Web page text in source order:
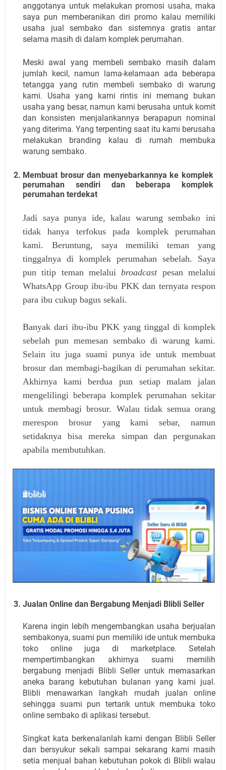
anggotanya untuk melakukan promosi usaha, maka
saya pun memberanikan diri promo kalau memiliki
usaha jual sembako dan sistemnya gratis antar
selama masih di dalam komplek perumahan.
Meski awal yang membeli sembako masih dalam
jumlah kecil, namun lama-kelamaan ada beberapa
tetangga yang rutin membeli sembako di warung
kami. Usaha yang kami rintis ini memang bukan
usaha yang besar, namun kami berusaha untuk komit
dan konsisten menjalankannya berapapun nominal
yang diterima. Yang terpenting saat itu kami berusaha
melakukan branding kalau di rumah membuka
warung sembako.
Membuat brosur dan menyebarkannya ke komplek
perumahan sendiri dan beberapa komplek
perumahan terdekat
Jadi saya punya ide, kalau warung sembako ini
tidak hanya terfokus pada komplek perumahan
kami. Beruntung, saya memiliki teman yang
tinggalnya di komplek perumahan sebelah. Saya
pun titip teman melaluibroadcastpesan melalui
WhatsApp Group ibu-ibu PKK dan ternyata respon
para ibu cukup bagus sekali.
Banyak dari ibu-ibu PKK yang tinggal di komplek
sebelah pun memesan sembako di warung kami.
Selain itu juga suami punya ide untuk membuat
brosur dan membagi-bagikan di perumahan sekitar.
Akhirnya kami berdua pun setiap malam jalan
mengelilingi beberapa komplek perumahan sekitar
untuk membagi brosur. Walau tidak semua orang
merespon brosur yang kami sebar, namun
setidaknya bisa mereka simpan dan pergunakan
apabila membutuhkan.
Jualan Online dan Bergabung Menjadi Blibli Seller
Karena ingin lebih mengembangkan usaha berjualan
sembakonya, suami pun memiliki ide untuk membuka
toko online juga di marketplace. Setelah
mempertimbangkan akhirnya suami memilih
bergabung menjadi Blibli Seller untuk memasarkan
aneka barang kebutuhan bulanan yang kami jual.
Blibli menawarkan langkah mudah jualan online
sehingga suami pun tertarik untuk membuka toko
online sembako di aplikasi tersebut.
Singkat kata berkenalanlah kami dengan Blibli Seller
dan bersyukur sekali sampai sekarang kami masih
setia menjual bahan kebutuhan pokok di Blibli walau